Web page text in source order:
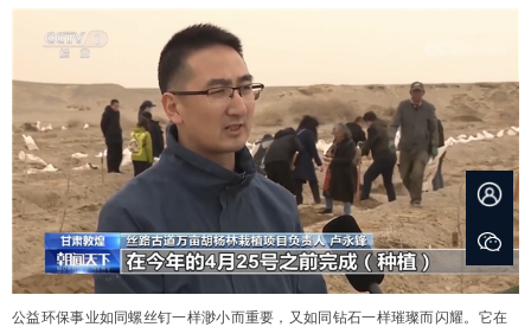
公益环保事业如同螺丝钉一样渺小而重要，又如同钻石一样璀璨而闪耀。它在